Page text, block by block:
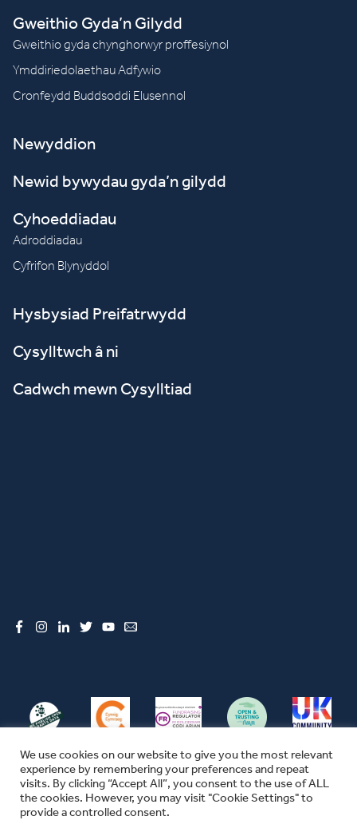
Gweithio Gyda’n Gilydd
Gweithio gyda chynghorwyr proffesiynol
Ymddiriedolaethau Adfywio
Cronfeydd Buddsoddi Elusennol
Newyddion
Newid bywydau gyda’n gilydd
Cyhoeddiadau
Adroddiadau
Cyfrifon Blynyddol
Hysbysiad Preifatrwydd
Cysylltwch â ni
Cadwch mewn Cysylltiad
© CFW 2026 ALL RIGHTS RESERVED
We use cookies on our website to give you the most relevant
experience by remembering your preferences and repeat
visits. By clicking “Accept All”, you consent to the use of ALL
the cookies. However, you may visit "Cookie Settings" to
provide a controlled consent.